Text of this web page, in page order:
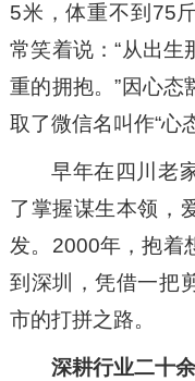
5米，体重不到75
常笑着说：“从出生
重的拥抱。”因心态
取了微信名叫作“心
早年在四川老
了掌握谋生本领，
发。2000年，抱着
到深圳，凭借一把
市的打拼之路。
深耕行业二十